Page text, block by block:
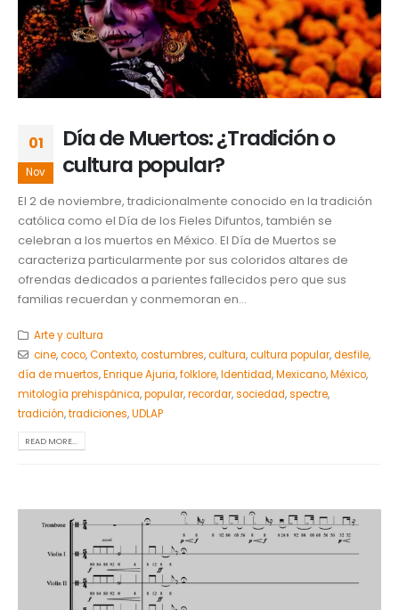
01
Nov
Día de Muertos: ¿Tradición o
cultura popular?
El 2 de noviembre, tradicionalmente conocido en la tradición
católica como el Día de los Fieles Difuntos, también se
celebran a los muertos en México. El Día de Muertos se
caracteriza particularmente por sus coloridos altares de
ofrendas dedicados a parientes fallecidos pero que sus
familias recuerdan y conmemoran en...
Arte y cultura
cine,coco,Contexto,costumbres,cultura,cultura popular,desfile,
día de muertos,Enrique Ajuria,folklore,Identidad,Mexicano,México,
mitología prehispánica,popular,recordar,sociedad,spectre,
tradición,tradiciones,UDLAP
READ MORE...